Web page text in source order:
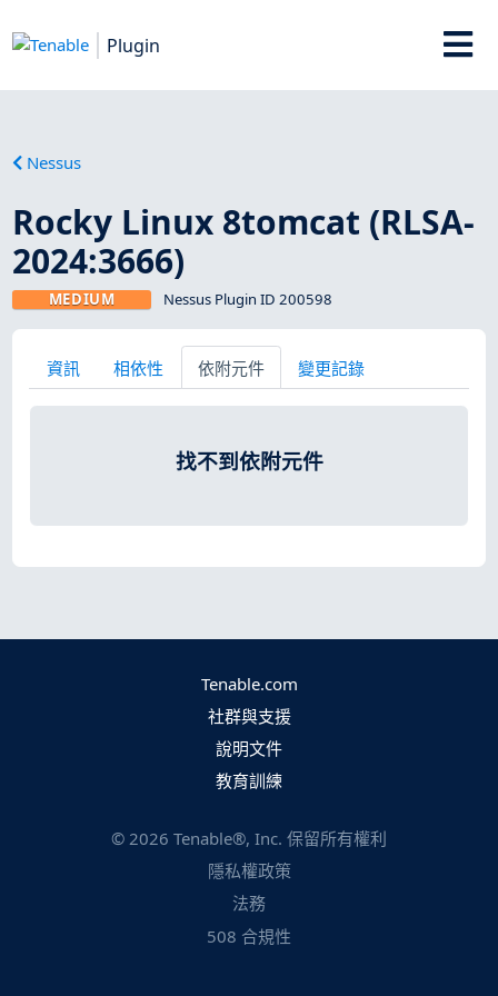
Plugin
Nessus
Rocky Linux 8tomcat (RLSA-
2024:3666)
MEDIUM Nessus Plugin ID 200598
資訊 相依性 依附元件 變更記錄
找不到依附元件
Tenable.com
社群與支援
說明文件
教育訓練
© 2026 Tenable®, Inc. 保留所有權利
隱私權政策
法務
508 合規性